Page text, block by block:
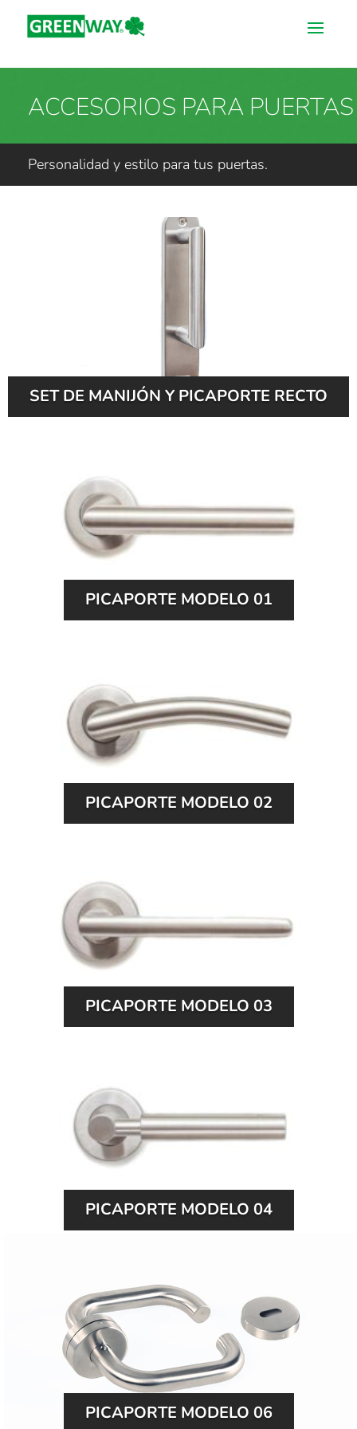
ACCESORIOS PARA PUERTAS
Personalidad y estilo para tus puertas.
SET DE MANIJÓN Y PICAPORTE RECTO
PICAPORTE MODELO 01
PICAPORTE MODELO 02
PICAPORTE MODELO 03
PICAPORTE MODELO 04
PICAPORTE MODELO 06